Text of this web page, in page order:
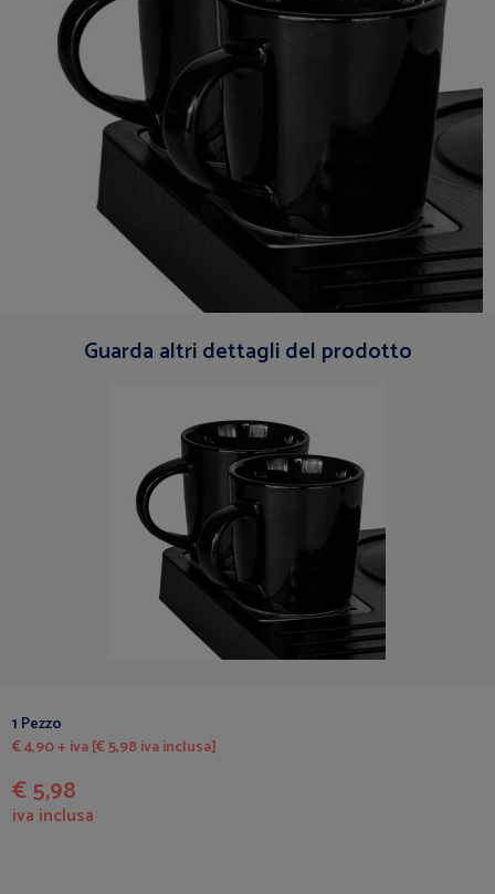
Guarda altri dettagli del prodotto
1 Pezzo
€ 4,90 + iva [€ 5,98 iva inclusa]
€ 5,98
iva inclusa